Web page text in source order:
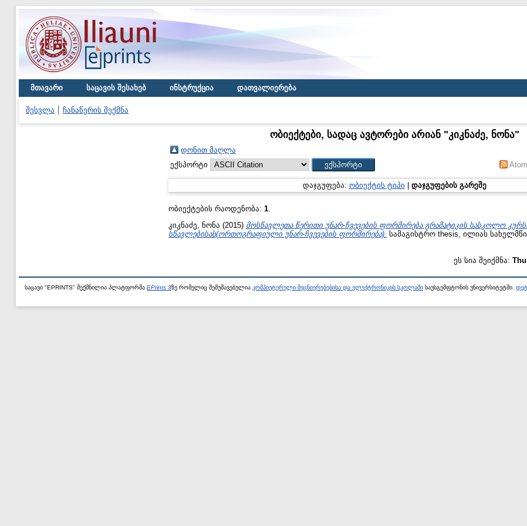
მთავარი საცავის შესახებ ინსტრუქცია დათვალიერება
შესვლა ჩანაწერის შექმნა
ობიექტები, სადაც ავტორები არიან "კიკნაძე, ნონა"
დონით მაღლა
ექსპორტი
Atom
დაჯგუფება: ობიექტის ტიპი დაჯგუფების გარეშე
ობიექტების რაოდენობა: 1.
კიკნაძე, ნონა (2015) მოსწავლეთა წერითი უნარ-ჩვევების ფორმირება გრამატიკის სასკოლო
სწავლებისას(ორთოგრაფიული უნარ-ჩვევების ფორმირება). სამაგისტრო thesis, ილიას
ეს სია შეიქმნა:
საცავი "EPRINTS" შექმნილია პლატფორმა EPrints 3ზე რომელიც შემუშავებულია კომპიუტერული მეცნიერებებისა და ელექტრონიკის სკოლაში საუსგემფტონის უნივერსიტეტში.